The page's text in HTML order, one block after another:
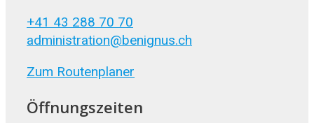
+41 43 288 70 70
administration@benignus.ch
Zum Routenplaner
Öffnungszeiten